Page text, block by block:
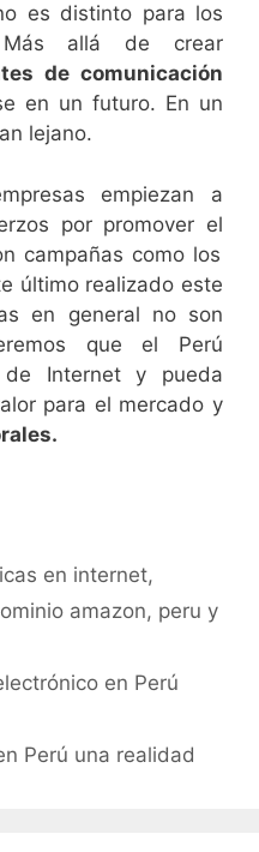
es distinto para los
Más allá de crear
de comunicación
en un futuro. En un
lejano.
empiezan a
por promover el
campañas como los
último realizado este
en general no son
que el Perú
Internet y pueda
para el mercado y
en internet,
amazon, peru y
en Perú
Perú una realidad